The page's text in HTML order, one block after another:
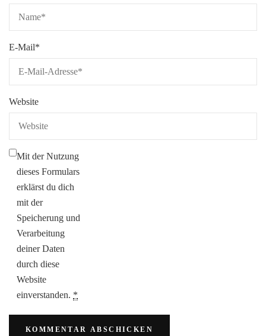
E-Mail*
Website
Mit der Nutzung
dieses Formulars
erklärst du dich
mit der
Speicherung und
Verarbeitung
deiner Daten
durch diese
Website
einverstanden. *